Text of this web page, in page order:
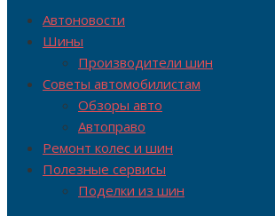
Автоновости
Шины
Производители шин
Советы автомобилистам
Обзоры авто
Автоправо
Ремонт колес и шин
Полезные сервисы
Поделки из шин